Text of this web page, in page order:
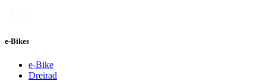
e-Bikes
e-Bike
Dreirad